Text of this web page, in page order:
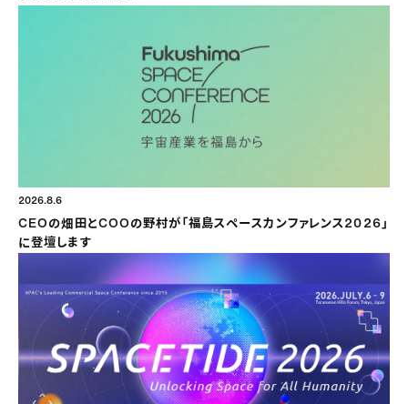
2026.8.6
CEOの畑田とCOOの野村が「福島スペースカンファレンス2026」
に登壇します